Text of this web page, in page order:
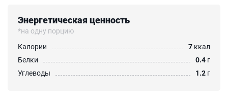
Энергетическая ценность
*на одну порцию
Калории
7 ккал
Белки
0.4 г
Углеводы
1.2 г